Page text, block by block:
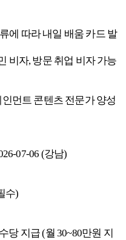
에 따라 내일 배움 카드 발
비자, 방문 취업 비자 가능
먼트 콘텐츠 전문가 양성
07-06 (강남)
수)
당 지급 (월 30~80만원 지